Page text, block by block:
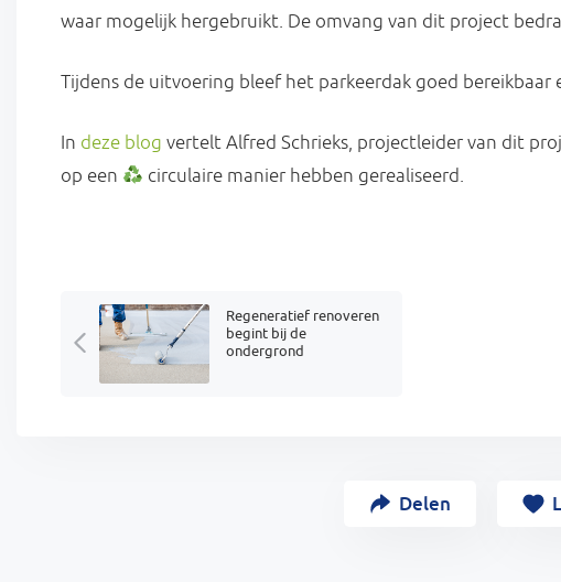
waar mogelijk hergebruikt. De omvang van dit project
Tijdens de uitvoering bleef het parkeerdak goed
In deze blog vertelt Alfred Schrieks, projectleider van dit
op een
circulaire manier hebben gerealiseerd.
Regeneratief renoveren
begint bij de
ondergrond
Delen